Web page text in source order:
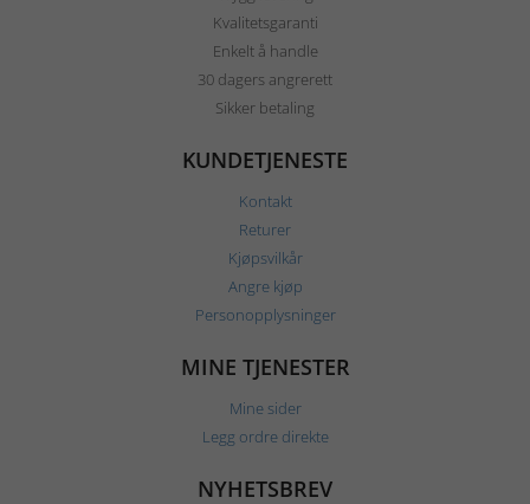
Kvalitetsgaranti
Enkelt å handle
30 dagers angrerett
Sikker betaling
KUNDETJENESTE
Kontakt
Returer
Kjøpsvilkår
Angre kjøp
Personopplysninger
MINE TJENESTER
Mine sider
Legg ordre direkte
NYHETSBREV